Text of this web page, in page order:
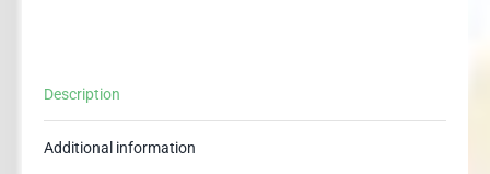
Description
Additional information